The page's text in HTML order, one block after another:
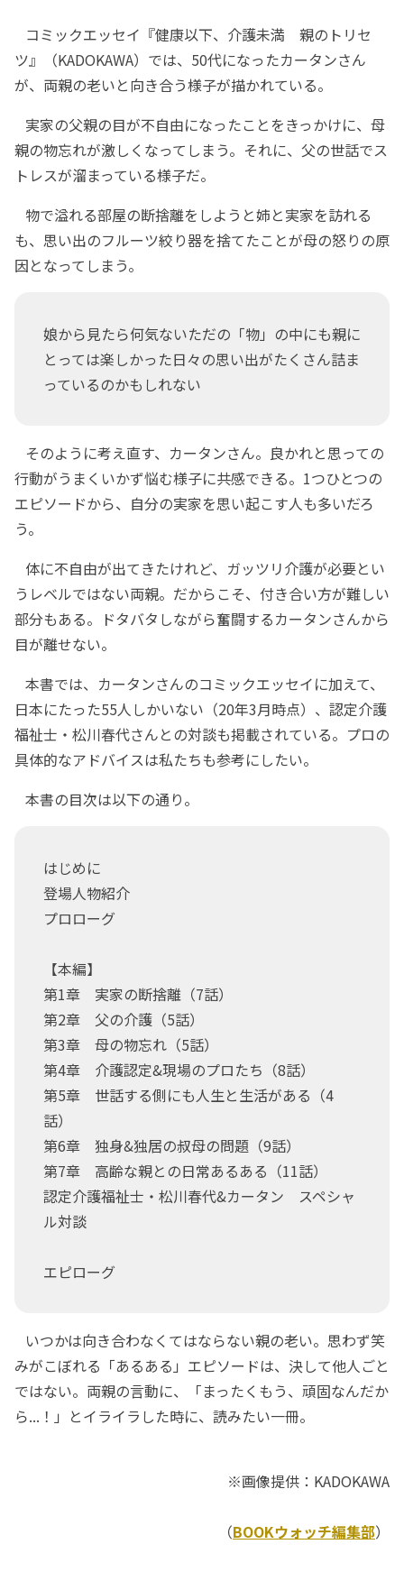
コミックエッセイ『健康以下、介護未満 親のトリセ
ツ』（KADOKAWA）では、50代になったカータンさん
が、両親の老いと向き合う様子が描かれている。
実家の父親の目が不自由になったことをきっかけに、母
親の物忘れが激しくなってしまう。それに、父の世話でス
トレスが溜まっている様子だ。
物で溢れる部屋の断捨離をしようと姉と実家を訪れる
も、思い出のフルーツ絞り器を捨てたことが母の怒りの原
因となってしまう。
娘から見たら何気ないただの「物」の中にも親に
とっては楽しかった日々の思い出がたくさん詰ま
っているのかもしれない
そのように考え直す、カータンさん。良かれと思っての
行動がうまくいかず悩む様子に共感できる。1つひとつの
エピソードから、自分の実家を思い起こす人も多いだろ
う。
体に不自由が出てきたけれど、ガッツリ介護が必要とい
うレベルではない両親。だからこそ、付き合い方が難しい
部分もある。ドタバタしながら奮闘するカータンさんから
目が離せない。
本書では、カータンさんのコミックエッセイに加えて、
日本にたった55人しかいない（20年3月時点）、認定介護
福祉士・松川春代さんとの対談も掲載されている。プロの
具体的なアドバイスは私たちも参考にしたい。
本書の目次は以下の通り。
はじめに
登場人物紹介
プロローグ
【本編】
第1章 実家の断捨離（7話）
第2章 父の介護（5話）
第3章 母の物忘れ（5話）
第4章 介護認定&現場のプロたち（8話）
第5章 世話する側にも人生と生活がある（4
話）
第6章 独身&独居の叔母の問題（9話）
第7章 高齢な親との日常あるある（11話）
認定介護福祉士・松川春代&カータン スペシャ
ル対談
エピローグ
いつかは向き合わなくてはならない親の老い。思わず笑
みがこぼれる「あるある」エピソードは、決して他人ごと
ではない。両親の言動に、「まったくもう、頑固なんだか
ら...！」とイライラした時に、読みたい一冊。
※画像提供：KADOKAWA
（BOOKウォッチ編集部）